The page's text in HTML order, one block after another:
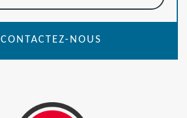
CONTACTEZ-NOUS